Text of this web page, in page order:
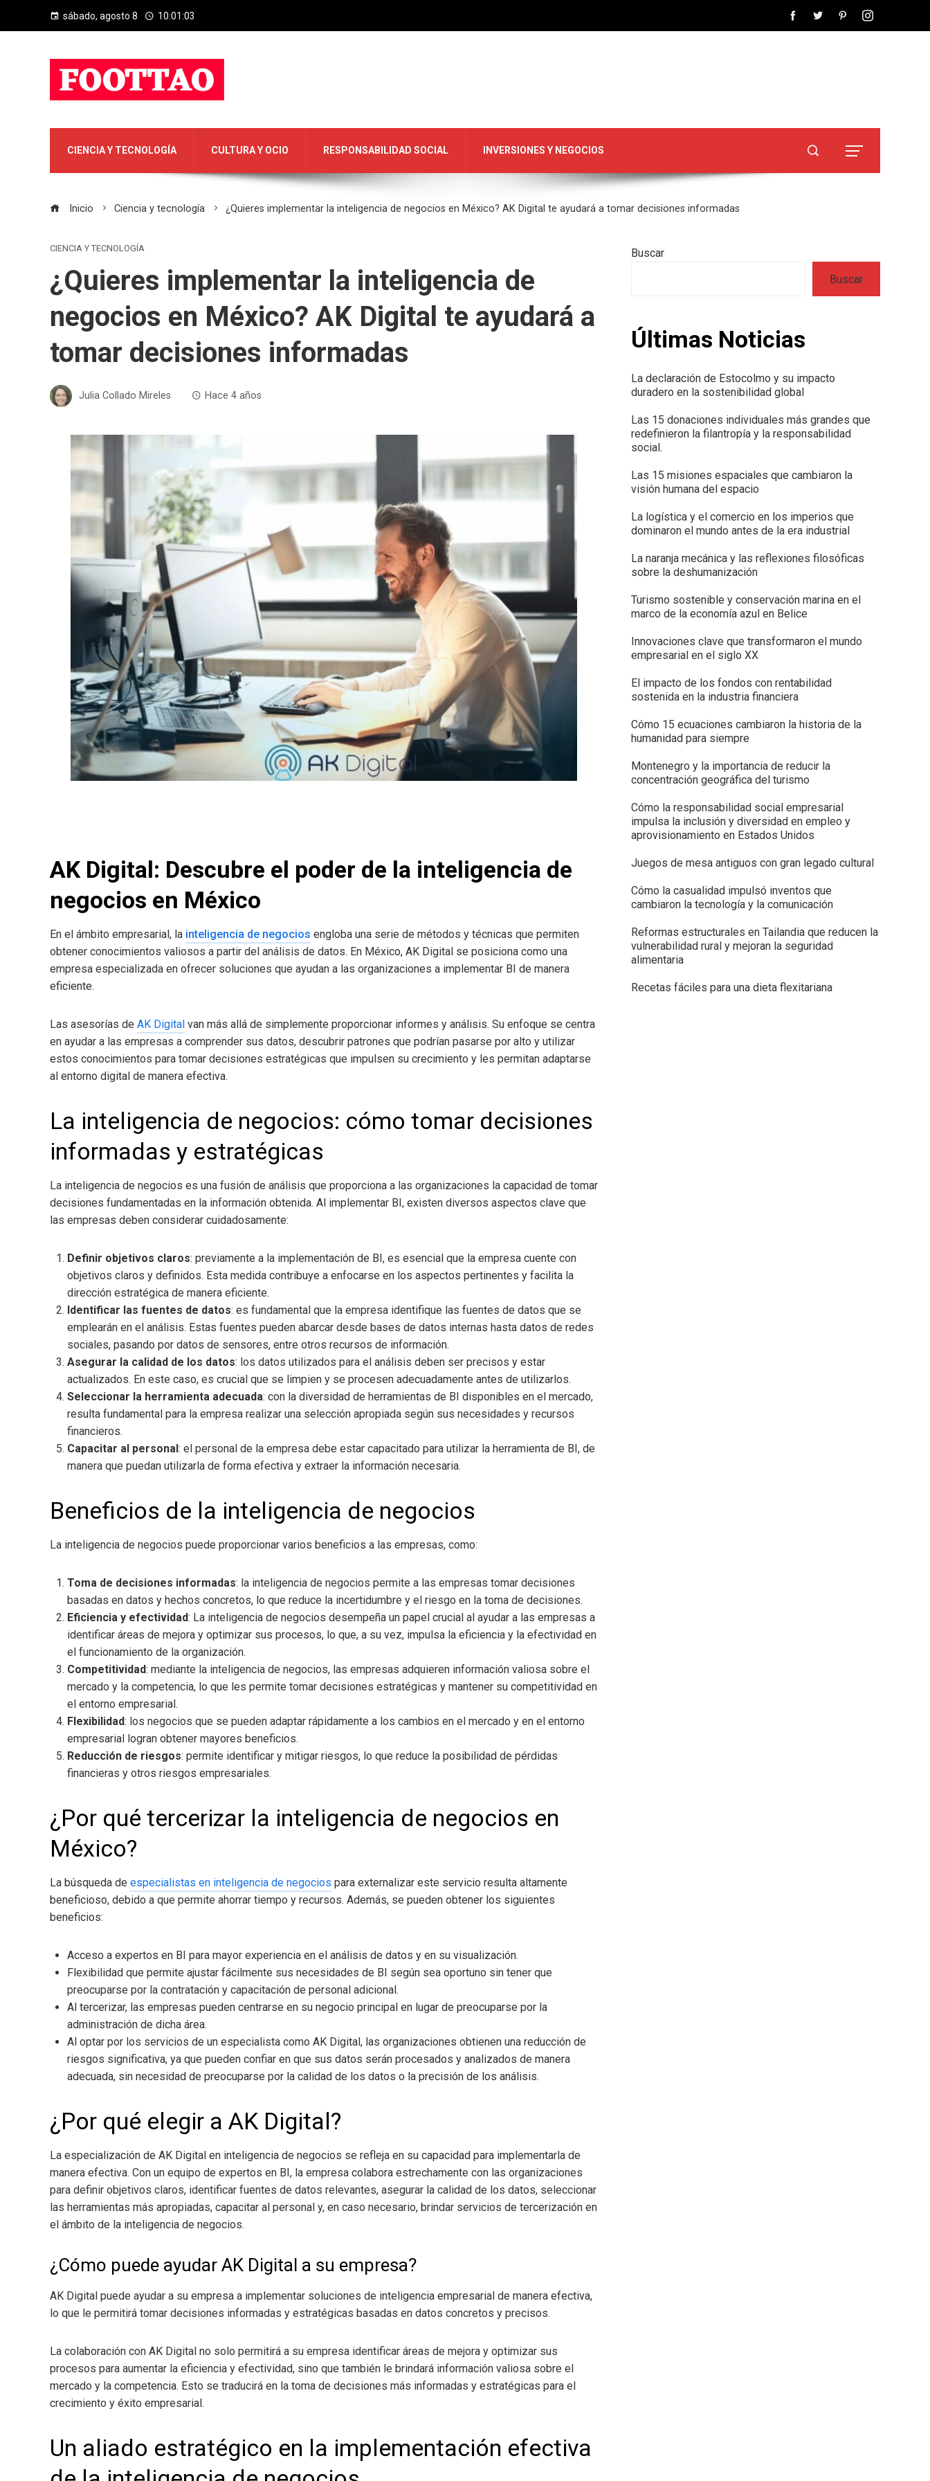
sábado, agosto 8 10:01:04
CIENCIA Y TECNOLOGÍA CULTURA Y OCIO RESPONSABILIDAD SOCIAL INVERSIONES Y NEGOCIOS
Inicio Ciencia y tecnología ¿Quieres implementar la inteligencia de negocios en México? AK Digital te ayudará a tomar decisiones informadas
CIENCIA Y TECNOLOGÍA
¿Quieres implementar la inteligencia de
negocios en México? AK Digital te ayudará a
tomar decisiones informadas
Julia Collado Mireles Hace 4 años
AK Digital: Descubre el poder de la inteligencia de
negocios en México
En el ámbito empresarial, la inteligencia de negocios engloba una serie de métodos y técnicas que permiten
obtener conocimientos valiosos a partir del análisis de datos. En México, AK Digital se posiciona como una
empresa especializada en ofrecer soluciones que ayudan a las organizaciones a implementar BI de manera
eficiente.
Las asesorías de AK Digital van más allá de simplemente proporcionar informes y análisis. Su enfoque se centra
en ayudar a las empresas a comprender sus datos, descubrir patrones que podrían pasarse por alto y utilizar
estos conocimientos para tomar decisiones estratégicas que impulsen su crecimiento y les permitan adaptarse
al entorno digital de manera efectiva.
La inteligencia de negocios: cómo tomar decisiones
informadas y estratégicas
La inteligencia de negocios es una fusión de análisis que proporciona a las organizaciones la capacidad de tomar
decisiones fundamentadas en la información obtenida. Al implementar BI, existen diversos aspectos clave que
las empresas deben considerar cuidadosamente:
Definir objetivos claros: previamente a la implementación de BI, es esencial que la empresa cuente con
objetivos claros y definidos. Esta medida contribuye a enfocarse en los aspectos pertinentes y facilita la
dirección estratégica de manera eficiente.
Identificar las fuentes de datos: es fundamental que la empresa identifique las fuentes de datos que se
emplearán en el análisis. Estas fuentes pueden abarcar desde bases de datos internas hasta datos de redes
sociales, pasando por datos de sensores, entre otros recursos de información.
Asegurar la calidad de los datos: los datos utilizados para el análisis deben ser precisos y estar
actualizados. En este caso, es crucial que se limpien y se procesen adecuadamente antes de utilizarlos.
Seleccionar la herramienta adecuada: con la diversidad de herramientas de BI disponibles en el mercado,
resulta fundamental para la empresa realizar una selección apropiada según sus necesidades y recursos
financieros.
Capacitar al personal : el personal de la empresa debe estar capacitado para utilizar la herramienta de BI, de
manera que puedan utilizarla de forma efectiva y extraer la información necesaria.
Beneficios de la inteligencia de negocios
La inteligencia de negocios puede proporcionar varios beneficios a las empresas, como:
Toma de decisiones informadas: la inteligencia de negocios permite a las empresas tomar decisiones
basadas en datos y hechos concretos, lo que reduce la incertidumbre y el riesgo en la toma de decisiones.
Eficiencia y efectividad: La inteligencia de negocios desempeña un papel crucial al ayudar a las empresas a
identificar áreas de mejora y optimizar sus procesos, lo que, a su vez, impulsa la eficiencia y la efectividad en
el funcionamiento de la organización.
Competitividad: mediante la inteligencia de negocios, las empresas adquieren información valiosa sobre el
mercado y la competencia, lo que les permite tomar decisiones estratégicas y mantener su competitividad en
el entorno empresarial.
Flexibilidad: los negocios que se pueden adaptar rápidamente a los cambios en el mercado y en el entorno
empresarial logran obtener mayores beneficios.
Reducción de riesgos: permite identificar y mitigar riesgos, lo que reduce la posibilidad de pérdidas
financieras y otros riesgos empresariales.
¿Por qué tercerizar la inteligencia de negocios en
México?
La búsqueda de especialistas en inteligencia de negocios para externalizar este servicio resulta altamente
beneficioso, debido a que permite ahorrar tiempo y recursos. Además, se pueden obtener los siguientes
beneficios:
Acceso a expertos en BI para mayor experiencia en el análisis de datos y en su visualización.
Flexibilidad que permite ajustar fácilmente sus necesidades de BI según sea oportuno sin tener que
preocuparse por la contratación y capacitación de personal adicional.
Al tercerizar, las empresas pueden centrarse en su negocio principal en lugar de preocuparse por la
administración de dicha área.
Al optar por los servicios de un especialista como AK Digital, las organizaciones obtienen una reducción de
riesgos significativa, ya que pueden confiar en que sus datos serán procesados y analizados de manera
adecuada, sin necesidad de preocuparse por la calidad de los datos o la precisión de los análisis.
¿Por qué elegir a AK Digital?
La especialización de AK Digital en inteligencia de negocios se refleja en su capacidad para implementarla de
manera efectiva. Con un equipo de expertos en BI, la empresa colabora estrechamente con las organizaciones
para definir objetivos claros, identificar fuentes de datos relevantes, asegurar la calidad de los datos, seleccionar
las herramientas más apropiadas, capacitar al personal y, en caso necesario, brindar servicios de tercerización en
el ámbito de la inteligencia de negocios.
¿Cómo puede ayudar AK Digital a su empresa?
AK Digital puede ayudar a su empresa a implementar soluciones de inteligencia empresarial de manera efectiva,
lo que le permitirá tomar decisiones informadas y estratégicas basadas en datos concretos y precisos.
La colaboración con AK Digital no solo permitirá a su empresa identificar áreas de mejora y optimizar sus
procesos para aumentar la eficiencia y efectividad, sino que también le brindará información valiosa sobre el
mercado y la competencia. Esto se traducirá en la toma de decisiones más informadas y estratégicas para el
crecimiento y éxito empresarial.
Un aliado estratégico en la implementación efectiva
Buscar
Buscar
Últimas Noticias
La declaración de Estocolmo y su impacto
duradero en la sostenibilidad global
Las 15 donaciones individuales más grandes que
redefinieron la filantropía y la responsabilidad
social.
Las 15 misiones espaciales que cambiaron la
visión humana del espacio
La logística y el comercio en los imperios que
dominaron el mundo antes de la era industrial
La naranja mecánica y las reflexiones filosóficas
sobre la deshumanización
Turismo sostenible y conservación marina en el
marco de la economía azul en Belice
Innovaciones clave que transformaron el mundo
empresarial en el siglo XX
El impacto de los fondos con rentabilidad
sostenida en la industria financiera
Cómo 15 ecuaciones cambiaron la historia de la
humanidad para siempre
Montenegro y la importancia de reducir la
concentración geográfica del turismo
Cómo la responsabilidad social empresarial
impulsa la inclusión y diversidad en empleo y
aprovisionamiento en Estados Unidos
Juegos de mesa antiguos con gran legado cultural
Cómo la casualidad impulsó inventos que
cambiaron la tecnología y la comunicación
Reformas estructurales en Tailandia que reducen la
vulnerabilidad rural y mejoran la seguridad
alimentaria
Recetas fáciles para una dieta flexitariana